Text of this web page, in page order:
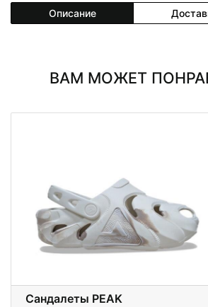
Описание
ВАМ МОЖЕТ
Сандалеты PEAK